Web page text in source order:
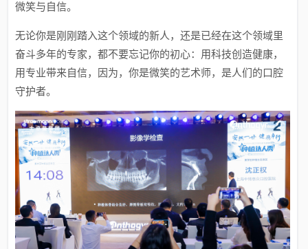
微笑与自信。
无论你是刚刚踏入这个领域的新人，还是已经在这个领域里
奋斗多年的专家，都不要忘记你的初心：用科技创造健康，
用专业带来自信，因为，你是微笑的艺术师，是人们的口腔
守护者。